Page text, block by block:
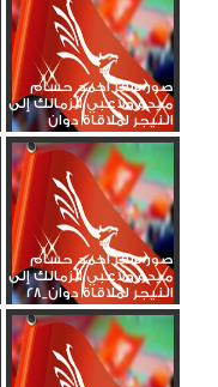
صور سفر أحمد حسام
ميدو ولاعبي الزمالك إلى
النيجر لملاقاة دوان
صور سفر أحمد حسام
ميدو ولاعبي الزمالك إلى
النيجر لملاقاة دوان_28